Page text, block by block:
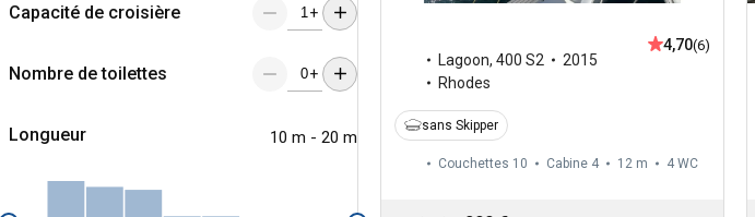
Capacité de croisière +
Nombre de toilettes +
Longueur 10 m - 20 m
Lagoon, 400 S2
2015
Rhodes
4,70(6)
sans Skipper
Couchettes 10 Cabine 4 12 m 4 WC